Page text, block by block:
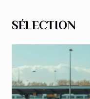
SÉLECTION